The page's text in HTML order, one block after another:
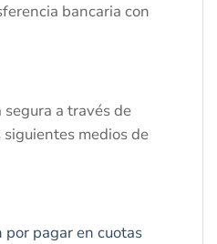
bancaria con
a través de
siguientes medios de
por pagar en cuotas